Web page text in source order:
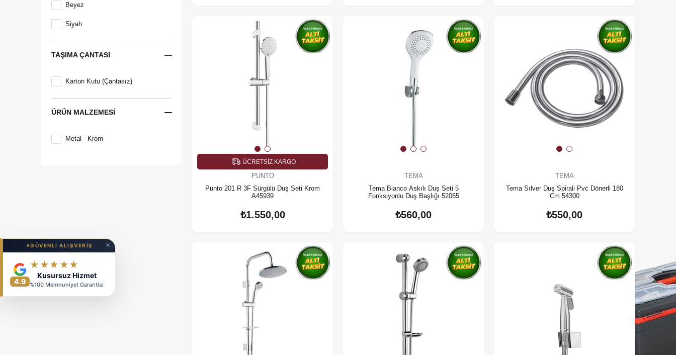
×
✦GÜVENLİ ALIŞVERİŞ
4.9
★★★★★
Kusursuz Hizmet
%100 Memnuniyet Garantisi
Teska
Valtemo
Beyez
Siyah
TAŞIMA ÇANTASI
Karton Kutu (Çantasız)
ÜRÜN MALZEMESI
Metal - Krom
ÜCRETSIZ KARGO
PUNTO
Punto 201 R 3F Sürgülü Duş Seti Krom
A45939
₺1.550,00
TEMA
Tema Bianco Askılı Duş Seti 5
Fonksiyonlu Duş Başlığı 52065
₺560,00
TEMA
Tema Sılver Duş Spirali Pvc Dönerli 180
Cm 54300
₺550,00